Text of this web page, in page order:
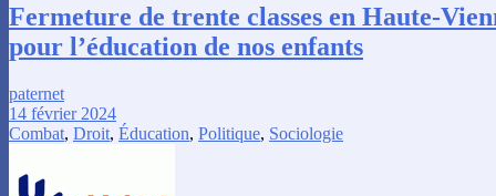
Fermeture de trente classes en Haute-
pour l’éducation de nos enfants
paternet
14 février 2024
Combat, Droit, Éducation, Politique, Sociologie